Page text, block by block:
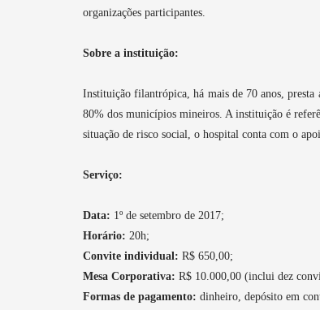
organizações participantes.
Sobre a instituição:
Instituição filantrópica, há mais de 70 anos, presta
80% dos municípios mineiros. A instituição é
situação de risco social, o hospital conta com o
Serviço:
Data: 1º de setembro de 2017;
Horário: 20h;
Convite individual: R$ 650,00;
Mesa Corporativa: R$ 10.000,00 (inclui dez
Formas de pagamento: dinheiro, depósito em